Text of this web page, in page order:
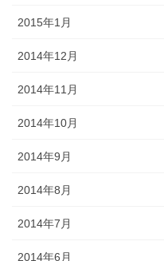
2015年1月
2014年12月
2014年11月
2014年10月
2014年9月
2014年8月
2014年7月
2014年6月